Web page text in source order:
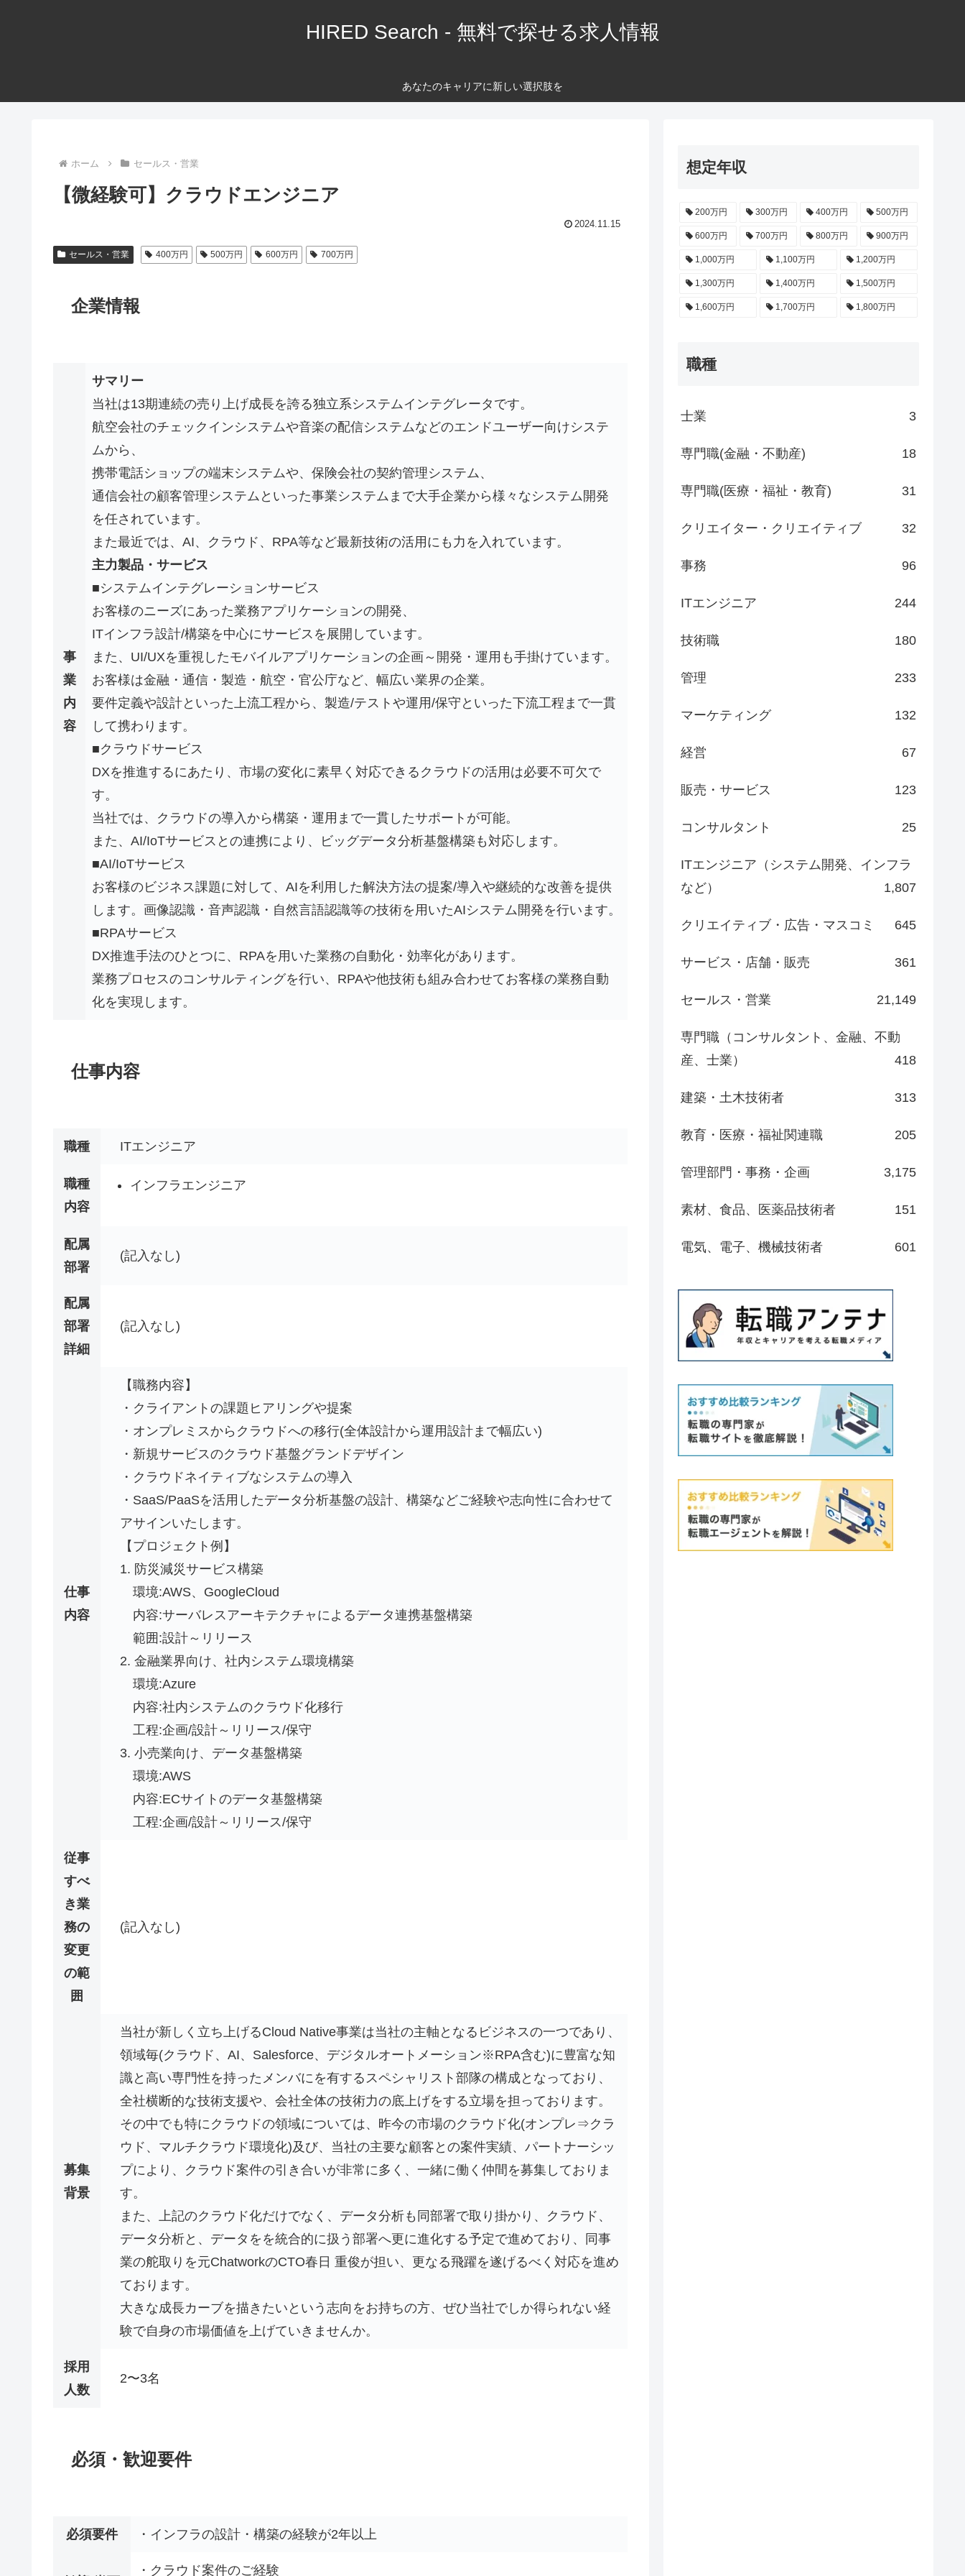
HIRED Search - 無料で探せる求人情報
あなたのキャリアに新しい選択肢を
ホーム セールス・営業
【微経験可】クラウドエンジニア
2024.11.15
セールス・営業 400万円 500万円 600万円 700万円
企業情報
事
業
内
容
サマリー
当社は13期連続の売り上げ成長を誇る独立系システムインテグレータです。
航空会社のチェックインシステムや音楽の配信システムなどのエンドユーザー向けシステ
ムから、
携帯電話ショップの端末システムや、保険会社の契約管理システム、
通信会社の顧客管理システムといった事業システムまで大手企業から様々なシステム開発
を任されています。
また最近では、AI、クラウド、RPA等など最新技術の活用にも力を入れています。
主力製品・サービス
■システムインテグレーションサービス
お客様のニーズにあった業務アプリケーションの開発、
ITインフラ設計/構築を中心にサービスを展開しています。
また、UI/UXを重視したモバイルアプリケーションの企画～開発・運用も手掛けています。
お客様は金融・通信・製造・航空・官公庁など、幅広い業界の企業。
要件定義や設計といった上流工程から、製造/テストや運用/保守といった下流工程まで一貫
して携わります。
■クラウドサービス
DXを推進するにあたり、市場の変化に素早く対応できるクラウドの活用は必要不可欠で
す。
当社では、クラウドの導入から構築・運用まで一貫したサポートが可能。
また、AI/IoTサービスとの連携により、ビッグデータ分析基盤構築も対応します。
■AI/IoTサービス
お客様のビジネス課題に対して、AIを利用した解決方法の提案/導入や継続的な改善を提供
します。画像認識・音声認識・自然言語認識等の技術を用いたAIシステム開発を行います。
■RPAサービス
DX推進手法のひとつに、RPAを用いた業務の自動化・効率化があります。
業務プロセスのコンサルティングを行い、RPAや他技術も組み合わせてお客様の業務自動
化を実現します。
仕事内容
職種 ITエンジニア
職種
内容
インフラエンジニア
配属
部署
(記入なし)
配属
部署
詳細
(記入なし)
仕事
内容
【職務内容】
・クライアントの課題ヒアリングや提案
・オンプレミスからクラウドへの移行(全体設計から運用設計まで幅広い)
・新規サービスのクラウド基盤グランドデザイン
・クラウドネイティブなシステムの導入
・SaaS/PaaSを活用したデータ分析基盤の設計、構築などご経験や志向性に合わせて
アサインいたします。
【プロジェクト例】
1. 防災減災サービス構築
環境:AWS、GoogleCloud
内容:サーバレスアーキテクチャによるデータ連携基盤構築
範囲:設計～リリース
2. 金融業界向け、社内システム環境構築
環境:Azure
内容:社内システムのクラウド化移行
工程:企画/設計～リリース/保守
3. 小売業向け、データ基盤構築
環境:AWS
内容:ECサイトのデータ基盤構築
工程:企画/設計～リリース/保守
従事
すべ
き業
務の
変更
の範
囲
(記入なし)
募集
背景
当社が新しく立ち上げるCloud Native事業は当社の主軸となるビジネスの一つであり、
領域毎(クラウド、AI、Salesforce、デジタルオートメーション※RPA含む)に豊富な知
識と高い専門性を持ったメンバにを有するスペシャリスト部隊の構成となっており、
全社横断的な技術支援や、会社全体の技術力の底上げをする立場を担っております。
その中でも特にクラウドの領域については、昨今の市場のクラウド化(オンプレ⇒クラ
ウド、マルチクラウド環境化)及び、当社の主要な顧客との案件実績、パートナーシッ
プにより、クラウド案件の引き合いが非常に多く、一緒に働く仲間を募集しておりま
す。
また、上記のクラウド化だけでなく、データ分析も同部署で取り掛かり、クラウド、
データ分析と、データをを統合的に扱う部署へ更に進化する予定で進めており、同事
業の舵取りを元ChatworkのCTO春日 重俊が担い、更なる飛躍を遂げるべく対応を進め
ております。
大きな成長カーブを描きたいという志向をお持ちの方、ぜひ当社でしか得られない経
験で自身の市場価値を上げていきませんか。
採用
人数
2〜3名
必須・歓迎要件
必須要件 ・インフラの設計・構築の経験が2年以上
・クラウド案件のご経験
想定年収
200万円 300万円 400万円 500万円
600万円 700万円 800万円 900万円
1,000万円 1,100万円 1,200万円
1,300万円 1,400万円 1,500万円
1,600万円 1,700万円 1,800万円
職種
士業 3
専門職(金融・不動産) 18
専門職(医療・福祉・教育) 31
クリエイター・クリエイティブ 32
事務 96
ITエンジニア 244
技術職 180
管理 233
マーケティング 132
経営 67
販売・サービス 123
コンサルタント 25
ITエンジニア（システム開発、インフラ
など）
1,807
クリエイティブ・広告・マスコミ 645
サービス・店舗・販売 361
セールス・営業 21,149
専門職（コンサルタント、金融、不動
産、士業）
418
建築・土木技術者 313
教育・医療・福祉関連職 205
管理部門・事務・企画 3,175
素材、食品、医薬品技術者 151
電気、電子、機械技術者 601